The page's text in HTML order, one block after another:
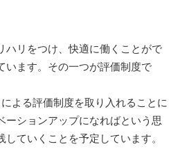
ハリをつけ、快適に働くことがで
います。その一つが評価制度で
よる評価制度を取り入れることに
ーションアップになればという思
ていくことを予定しています。